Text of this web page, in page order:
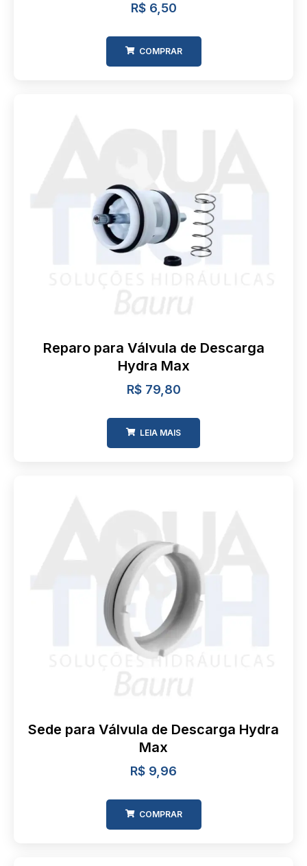
R$6,50
COMPRAR
Reparo para Válvula de Descarga
Hydra Max
R$79,80
LEIA MAIS
Sede para Válvula de Descarga Hydra
Max
R$ 9,96
COMPRAR